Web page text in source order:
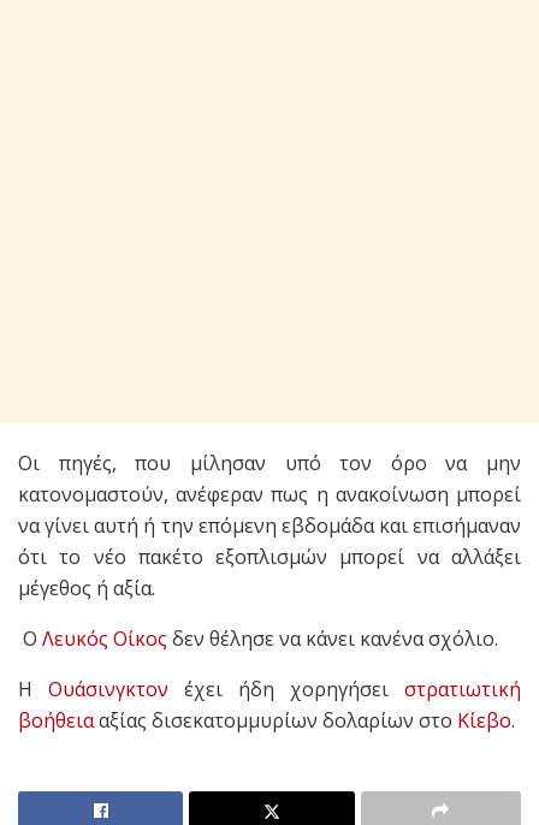
Οι πηγές, που μίλησαν υπό τον όρο να μην
κατονομαστούν, ανέφεραν πως η ανακοίνωση μπορεί
να γίνει αυτή ή την επόμενη εβδομάδα και επισήμαναν
ότι το νέο πακέτο εξοπλισμών μπορεί να αλλάξει
μέγεθος ή αξία.
Ο Λευκός Οίκος δεν θέλησε να κάνει κανένα σχόλιο.
Η Ουάσινγκτον έχει ήδη χορηγήσει στρατιωτική
βοήθειααξίας δισεκατομμυρίων δολαρίων στο Κίεβο.